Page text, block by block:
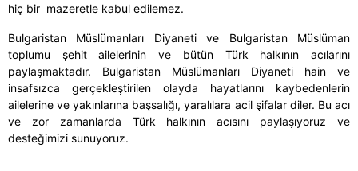
hiç bir mazeretle kabul edilemez.
Bulgaristan Müslümanları Diyaneti ve Bulgaristan Müslüman
toplumu şehit ailelerinin ve bütün Türk halkının acılarını
paylaşmaktadır. Bulgaristan Müslümanları Diyaneti hain ve
insafsızca gerçekleştirilen olayda hayatlarını kaybedenlerin
ailelerine ve yakınlarına başsalığı, yaralılara acil şifalar diler. Bu acı
ve zor zamanlarda Türk halkının acısını paylaşıyoruz ve
desteğimizi sunuyoruz.